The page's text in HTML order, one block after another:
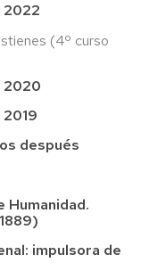
2022
(4º curso
2020
después
Humanidad.
impulsora de